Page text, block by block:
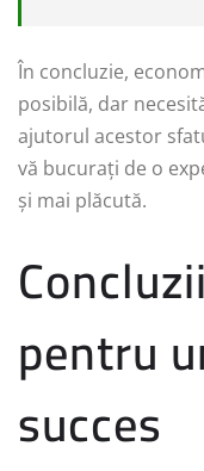
În concluzie,
posibilă, dar
ajutorul acestor
vă bucurați de o
și mai plăcută.
pentru
succes